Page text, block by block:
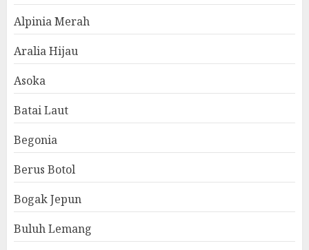
Alpinia Merah
Aralia Hijau
Asoka
Batai Laut
Begonia
Berus Botol
Bogak Jepun
Buluh Lemang